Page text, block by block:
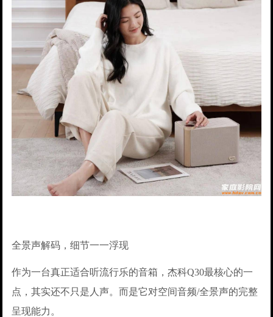
全景声解码，细节一一浮现
作为一台真正适合听流行乐的音箱，杰科Q30最核心的一
点，其实还不只是人声。而是它对空间音频/全景声的完整
呈现能力。